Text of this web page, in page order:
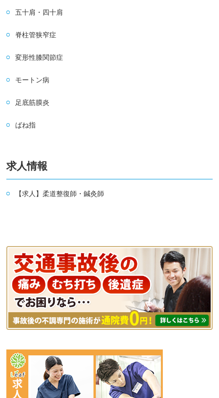
五十肩・四十肩
脊柱管狭窄症
変形性膝関節症
モートン病
足底筋膜炎
ばね指
求人情報
【求人】柔道整復師・鍼灸師